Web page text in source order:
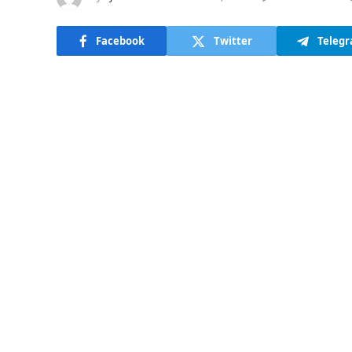
Facebook Twitter